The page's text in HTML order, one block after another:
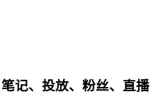
记、投放、粉丝、直播